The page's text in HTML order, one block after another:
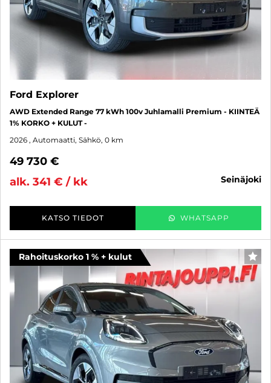
Ford Explorer
AWD Extended Range 77 kWh 100v Juhlamalli Premium - KIINTEÄ
1% KORKO + KULUT -
2026 , Automaatti, Sähkö, 0 km
49 730 €
alk. 341 € / kk
seinäjoki
KATSO TIEDOT WHATSAPP
Rahoituskorko 1 % + kulut